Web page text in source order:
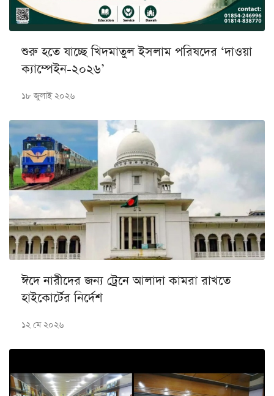
শুরু হতে যাচ্ছে খিদমাতুল ইসলাম পরিষদের ‘দাওয়া
ক্যাম্পেইন-২০২৬’
১৮ জুলাই ২০২৬
ঈদে নারীদের জন্য ট্রেনে আলাদা কামরা রাখতে
হাইকোর্টের নির্দেশ
১২ মে ২০২৬